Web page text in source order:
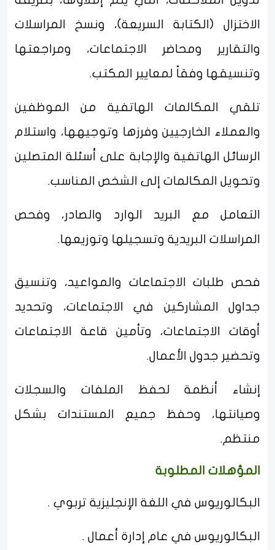
الاختزال (الكتابة السريعة)، ونسخ المراسلات
والتقارير ومحاضر الاجتماعات، ومراجعتها
وتنسيقها وفقاً لمعايير المكتب.
تلقي المكالمات الهاتفية من الموظفين
والعملاء الخارجيين وفرزها وتوجيهها، واستلام
الرسائل الهاتفية والإجابة على أسئلة المتصلين
وتحويل المكالمات إلى الشخص المناسب.
التعامل مع البريد الوارد والصادر، وفحص
المراسلات البريدية وتسجيلها وتوزيعها.
فحص طلبات الاجتماعات والمواعيد، وتنسيق
جداول المشاركين في الاجتماعات، وتحديد
أوقات الاجتماعات، وتأمين قاعة الاجتماعات
وتحضير جدول الأعمال.
إنشاء أنظمة لحفظ الملفات والسجلات
وصيانتها، وحفظ جميع المستندات بشكل
منتظم.
المؤهلات المطلوبة
البكالوريوس في اللغة الإنجليزية تربوي .
البكالوريوس في عام إدارة أعمال .